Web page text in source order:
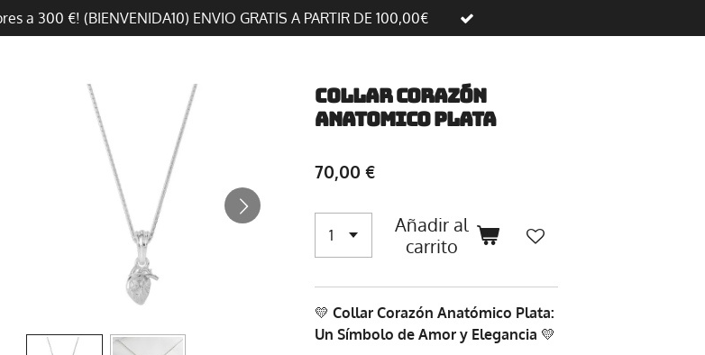
a 300 €! (BIENVENIDA10) ENVIO GRATIS A PARTIR DE 100,00€
Collar corazón
anatomico plata
70,00 €
Añadir al
carrito
💛Collar Corazón Anatómico Plata:
Un Símbolo de Amor y Elegancia 💛